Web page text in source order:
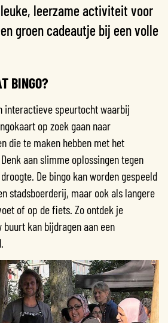
leerzame activiteit voor
groen cadeautje bij een volle
BINGO?
interactieve speurtocht waarbij
op zoek gaan naar
die te maken hebben met het
aan slimme oplossingen tegen
De bingo kan worden gespeeld
stadsboerderij, maar ook als langere
of op de fiets. Zo ontdek je
kan bijdragen aan een